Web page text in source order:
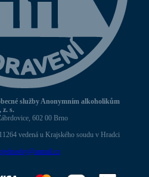
služby Anonymním alkoholikům
z. s.
602 00 Brno
vedená u Krajského soudu v Hradci